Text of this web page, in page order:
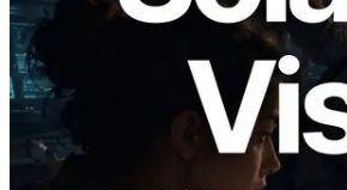
2026.05.24
Validators Solutions ra
Analyzer — Trực quan hóa
block và validator phụ
slot